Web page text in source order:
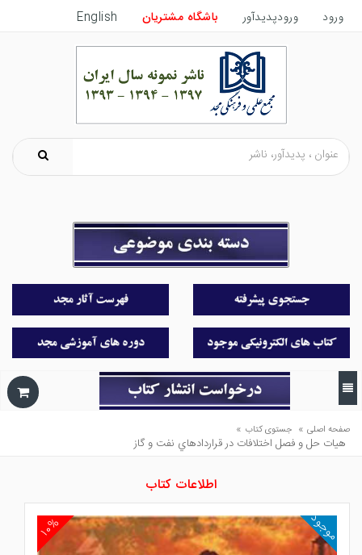
ورود ورودپدیدآور باشگاه مشتریان English
صفحه اصلی » جستوی کتاب »
هيات حل و فصل اختلافات در قراردادهاي نفت و گاز
اطلاعات کتاب
۱۰% موجود